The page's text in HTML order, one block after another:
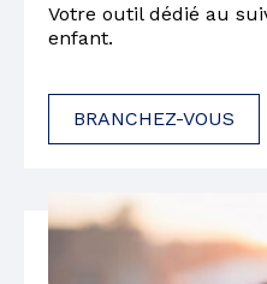
Votre outil dédié au
enfant.
BRANCHEZ-VOUS